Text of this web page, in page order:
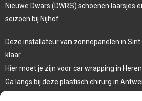
Nieuwe Dwars (DWRS) schoenen laarsjes
seizoen bij Nijhof
Deze installateur van zonnepanelen in
klaar
Hier moet je zijn voor car wrapping in
Ga langs bij deze plastisch chirurg in